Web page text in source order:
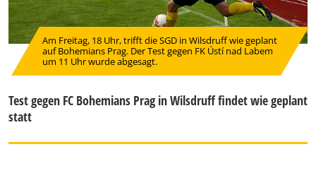
Am Freitag, 18 Uhr, trifft die SGD in Wilsdruff wie geplant
auf Bohemians Prag. Der Test gegen FK Ústí nad Labem
um 11 Uhr wurde abgesagt.
Test gegen FC Bohemians Prag in Wilsdruff findet wie geplant
statt